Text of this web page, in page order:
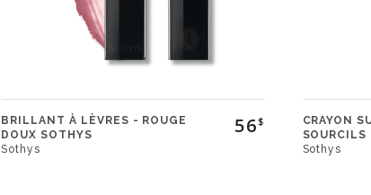
BRILLANT À LÈVRES - ROUGE
DOUX SOTHYS
Sothys
56$
CRAYON
SOURCILS
Sothys